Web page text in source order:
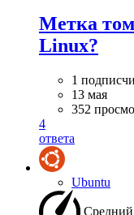
Метка
Linux?
1
13 мая
352
4
ответа
Ubuntu
Средний